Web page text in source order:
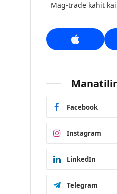
Mag-trade kahit
Facebook
Instagram
LinkedIn
Telegram